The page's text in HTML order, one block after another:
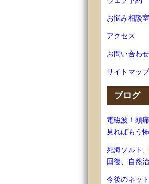
お悩み相談室
アクセス
お問い合わせ
サイトマップ
ブログ
電磁波！頭
見ればもう
死海ソルト
回復、自然
今後のネッ